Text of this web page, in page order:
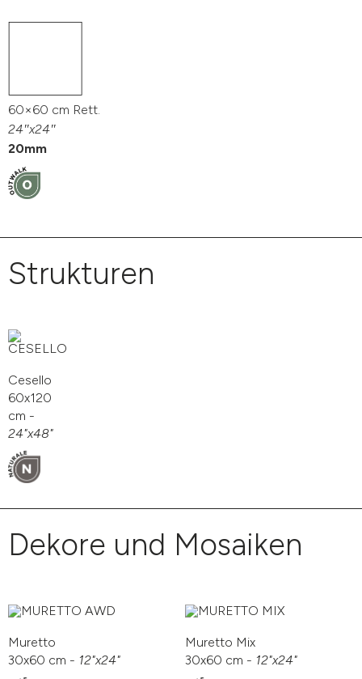
60×60 cm Rett.
24″x24″
20mm
Strukturen
Cesello
60x120
cm -
24"x48"
Dekore und Mosaiken
Muretto
30x60 cm - 12"x24"
Muretto Mix
30x60 cm - 12"x24"